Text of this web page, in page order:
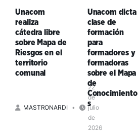
Hugo
Chávez
expresó
que
existe
necesidad
de
una
ética
de
la
Unacom
realiza
cátedra libre
sobre Mapa de
Riesgos en el
territorio
comunal
MASTRONARDI
22
de
julio
de
2026
Unacom dicta
clase de
formación
para
formadores y
formadoras
sobre el Mapa
de
Conocimiento
s